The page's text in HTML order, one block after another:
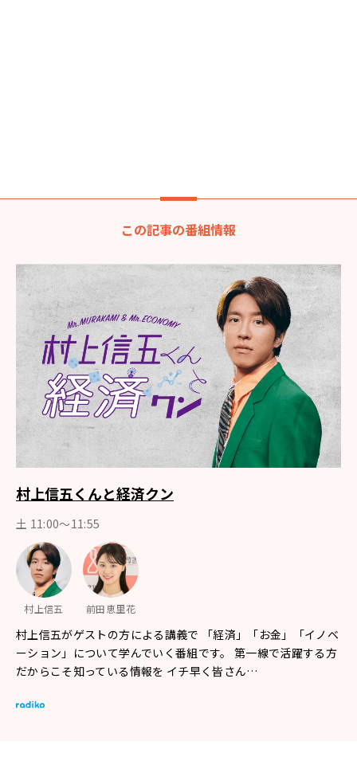
この記事の番組情報
村上信五くんと経済クン
土 11:00～11:55
村上信五 前田恵里花
村上信五がゲストの方による講義で 「経済」「お金」「イノベ
ーション」について学んでいく番組です。 第一線で活躍する方
だからこそ知っている情報を イチ早く皆さん…